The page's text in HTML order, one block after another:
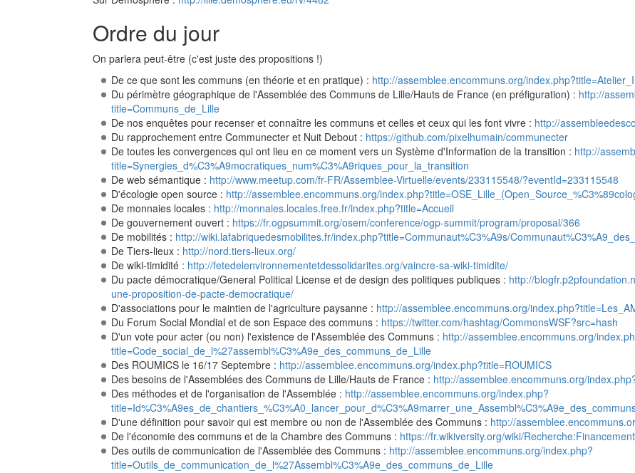
Ordre du jour
On parlera peut-être (c'est juste des propositions !)
De ce que sont les communs (en théorie et en pratique) : http://assemblee.encommuns.org/
Du périmètre géographique de l'Assemblée des Communs de Lille/Hauts de France (en préfiguration) : http://
title=Communs_de_Lille
De nos enquêtes pour recenser et connaître les communs et celles et ceux qui les font vivre : http://
Du rapprochement entre Communecter et Nuit Debout : https://github.com/pixelhumain/communecter
De toutes les convergences qui ont lieu en ce moment vers un Système d'Information de la transition : http://
title=Synergies_d%C3%A9mocratiques_num%C3%A9riques_pour_la_transition
De web sémantique : http://www.meetup.com/fr-FR/Assemblee-Virtuelle/events/233115548/?eventId=233115548
D'écologie open source : http://assemblee.encommuns.org/
De monnaies locales : http://monnaies.locales.free.fr/index.php?title=Accueil
De gouvernement ouvert : https://fr.ogpsummit.org/osem/conference/ogp-summit/program/proposal/366
De mobilités : http://wiki.lafabriquedesmobilites.fr/index.php?title=Communaut%C3%A9s/
De Tiers-lieux : http://nord.tiers-lieux.org/
De wiki-timidité : http://fetedelenvironnementetdessolidarites.org/vaincre-sa-wiki-timidite/
Du pacte démocratique/General Political License et de design des politiques publiques : http://
une-proposition-de-pacte-democratique/
D'associations pour le maintien de l'agriculture paysanne : http://assemblee.encommuns.org/
Du Forum Social Mondial et de son Espace des communs : https://twitter.com/hashtag/CommonsWSF?src=hash
D'un vote pour acter (ou non) l'existence de l'Assemblée des Communs : http://assemblee.encommuns.org/
title=Code_social_de_l%27assembl%C3%A9e_des_communs_de_Lille
Des ROUMICS le 16/17 Septembre : http://assemblee.encommuns.org/index.php?title=ROUMICS
Des besoins de l'Assemblées des Communs de Lille/Hauts de France : http://assemblee.encommuns.org/
Des méthodes et de l'organisation de l'Assemblée : http://assemblee.encommuns.org/index.php?
D'une définition pour savoir qui est membre ou non de l'Assemblée des Communs : http://
De l'économie des communs et de la Chambre des Communs : https://fr.wikiversity.org/wiki/
Des outils de communication de l'Assemblée des Communs : http://assemblee.encommuns.org/index.php?
title=Outils_de_communication_de_l%27Assembl%C3%A9e_des_communs_de_Lille